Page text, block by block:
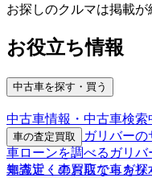
お探しのクルマは掲載が
お役立ち情報
中古車を探す・買う
中古車情報・中古車検索
車購入ガイド
ガリバーの
車ローンを調べる ガリバ
知識近くのお店で車を探
車の査定買取
車査定・車買取ならガリ